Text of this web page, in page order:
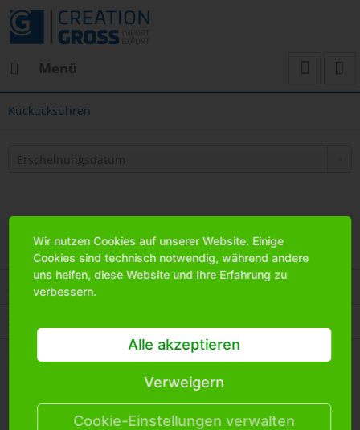
Menü
Kuckucksuhren
Service Hotline
Informationen
Cookie Einstellungen Versandkosten
Wir nutzen Cookies auf unserer Website. Einige
Cookies sind technisch notwendig, während andere
uns helfen, diese Website und Ihre Erfahrung zu
verbessern.
Alle akzeptieren
Verweigern
Cookie-Einstellungen verwalten